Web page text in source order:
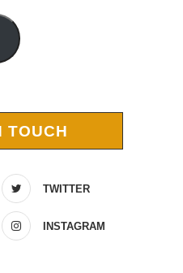
TOUCH
TWITTER
INSTAGRAM